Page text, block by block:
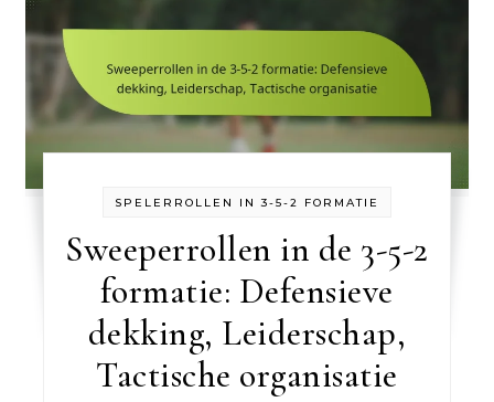
SPELERROLLEN IN 3-5-2 FORMATIE
Sweeperrollen in de 3-5-2
formatie: Defensieve
dekking, Leiderschap,
Tactische organisatie